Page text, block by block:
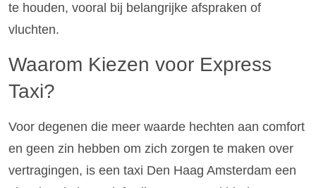
te houden, vooral bij belangrijke afspraken of
vluchten.
Waarom Kiezen voor Express
Taxi?
Voor degenen die meer waarde hechten aan comfort
en geen zin hebben om zich zorgen te maken over
vertragingen, is een taxi Den Haag Amsterdam een